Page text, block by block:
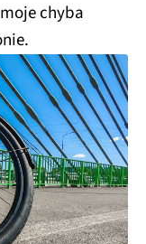
chyba